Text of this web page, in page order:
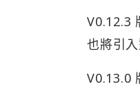
V0.12.3
也將引
V0.13.0